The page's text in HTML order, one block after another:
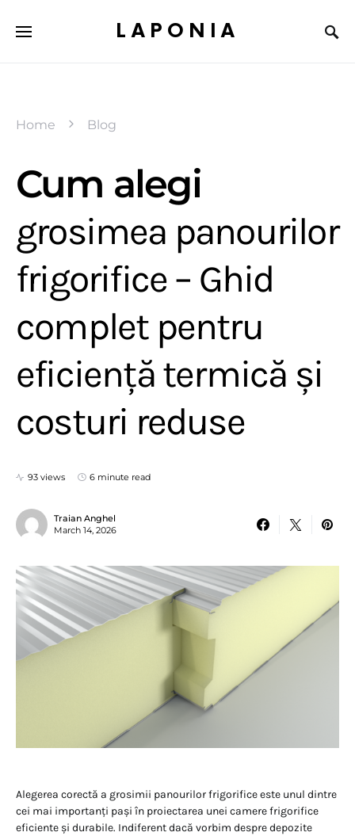
LAPONIA
Home Blog
Cum alegi
grosimea panourilor
frigorifice – Ghid
complet pentru
eficiență termică și
costuri reduse
93 views 6 minute read
Traian Anghel
March 14, 2026
Alegerea corectă a grosimii panourilor frigorifice este unul dintre
cei mai importanți pași în proiectarea unei camere frigorifice
eficiente și durabile. Indiferent dacă vorbim despre depozite